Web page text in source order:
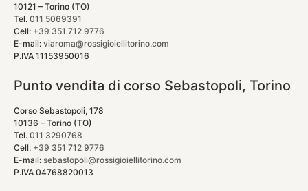
10121 – Torino (TO)
Tel. 011 5069391
Cell: +39 351 712 9776
E-mail: viaroma@rossigioiellitorino.com
P.IVA 11153950016
Punto vendita di corso Sebastopoli, Torino
Corso Sebastopoli, 178
10136 – Torino (TO)
Tel. 011 3290768
Cell: +39 351 712 9776
E-mail: sebastopoli@rossigioiellitorino.com
P.IVA 04768820013